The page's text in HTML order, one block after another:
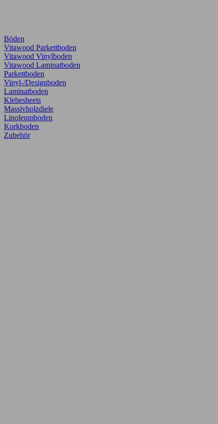
Böden
Vitawood Parkettboden
Vitawood Vinylboden
Vitawood Laminatboden
Parkettboden
Vinyl-/Designboden
Laminatboden
Klebesheets
Massivholzdiele
Linoleumboden
Korkboden
Zubehör